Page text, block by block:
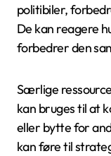
politibiler,
De kan reagere
forbedrer den
Særlige
kan bruges til at
eller bytte for
kan føre til